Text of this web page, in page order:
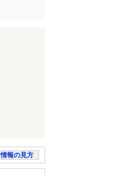
情報の見方